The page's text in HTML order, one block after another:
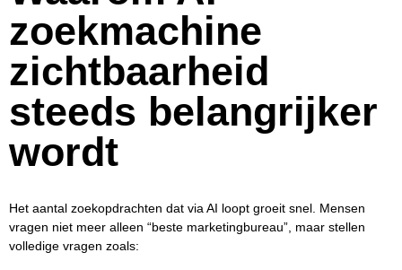
zoekmachine
zichtbaarheid
steeds belangrijker
wordt
Het aantal zoekopdrachten dat via AI loopt groeit snel. Mensen
vragen niet meer alleen “beste marketingbureau”, maar stellen
volledige vragen zoals: